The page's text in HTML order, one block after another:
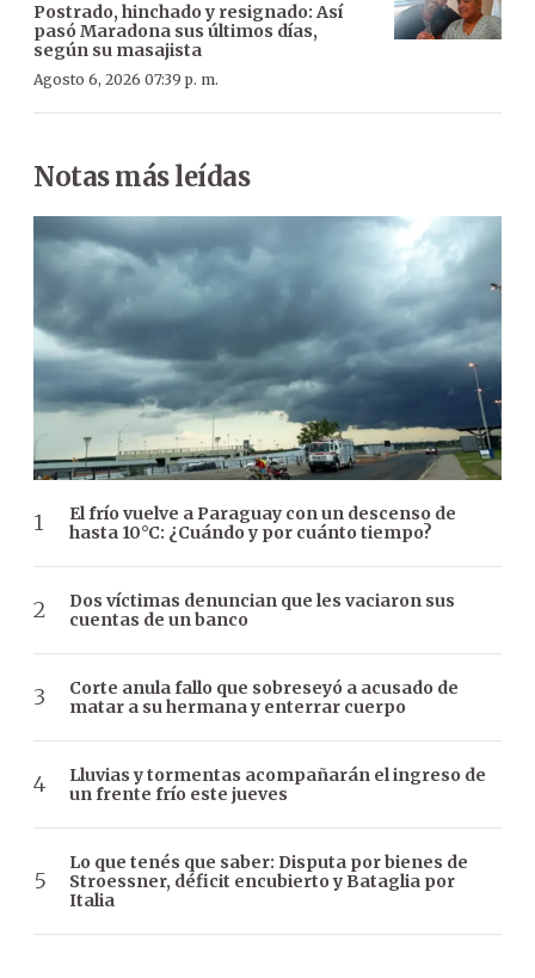
Postrado, hinchado y resignado: Así
pasó Maradona sus últimos días,
según su masajista
Agosto 6, 2026 07:39 p. m.
Notas más leídas
El frío vuelve a Paraguay con un descenso de
hasta 10°C: ¿Cuándo y por cuánto tiempo?
Dos víctimas denuncian que les vaciaron sus
cuentas de un banco
Corte anula fallo que sobreseyó a acusado de
matar a su hermana y enterrar cuerpo
Lluvias y tormentas acompañarán el ingreso de
un frente frío este jueves
Lo que tenés que saber: Disputa por bienes de
Stroessner, déficit encubierto y Bataglia por
Italia